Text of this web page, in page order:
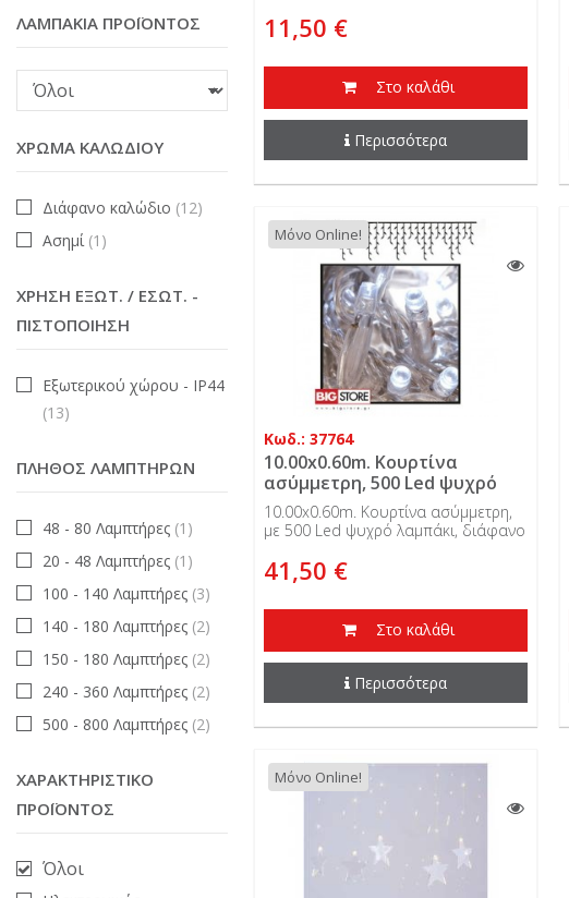
εξωτερικής χρήσης.
11,50 €
Στο καλάθι
Περισσότερα
Μόνο Online!
Κωδ.: 37764
10.00x0.60m. Κουρτίνα
ασύμμετρη, 500 Led ψυχρό
λαμπάκι, διάφανο καλώδιο,
31V,...
10.00x0.60m. Κουρτίνα ασύμμετρη,
με 500 Led ψυχρό λαμπάκι, διάφανο
εξωτερικής χρήσης.
41,50 €
Στο καλάθι
Περισσότερα
Μόνο Online!
ΛΑΜΠΆΚΙΑ ΠΡΟΪΌΝΤΟΣ
ΧΡΏΜΑ ΚΑΛΩΔΊΟΥ
Διάφανο καλώδιο (12)
Ασημί (1)
ΧΡΉΣΗ ΕΞΩΤ. / ΕΣΩΤ. -
ΠΙΣΤΟΠΟΊΗΣΗ
Εξωτερικού χώρου - IP44
(13)
ΠΛΉΘΟΣ ΛΑΜΠΤΉΡΩΝ
48 - 80 Λαμπτήρες (1)
20 - 48 Λαμπτήρες (1)
100 - 140 Λαμπτήρες (3)
140 - 180 Λαμπτήρες (2)
150 - 180 Λαμπτήρες (2)
240 - 360 Λαμπτήρες (2)
500 - 800 Λαμπτήρες (2)
ΧΑΡΑΚΤΗΡΙΣΤΙΚΌ
ΠΡΟΪΌΝΤΟΣ
Όλοι